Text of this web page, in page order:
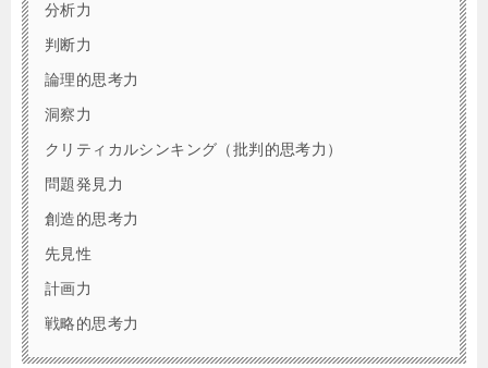
分析力
判断力
論理的思考力
洞察力
クリティカルシンキング（批判的思考力）
問題発見力
創造的思考力
先見性
計画力
戦略的思考力